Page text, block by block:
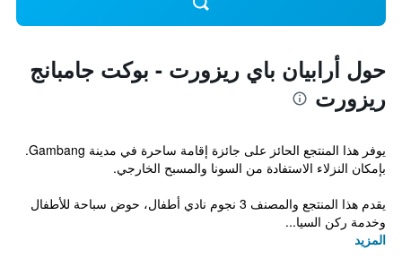
حول أرابيان باي ريزورت - بوكت جامبانج
ريزورت
يوفر هذا المنتجع الحائز على جائزة إقامة ساحرة في مدينة Gambang.
بإمكان النزلاء الاستفادة من السونا والمسبح الخارجي.
يقدم هذا المنتجع والمصنف 3 نجوم نادي أطفال، حوض سباحة للأطفال
وخدمة ركن السيا...
المزيد